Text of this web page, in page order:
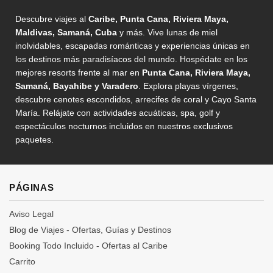
Descubre viajes al Caribe, Punta Cana, Riviera Maya,
Maldivas, Samaná, Cuba y más. Vive lunas de miel
inolvidables, escapadas románticas y experiencias únicas en
los destinos más paradisíacos del mundo. Hospédate en los
mejores resorts frente al mar en Punta Cana, Riviera Maya,
Samaná, Bayahibe y Varadero. Explora playas vírgenes,
descubre cenotes escondidos, arrecifes de coral y Cayo Santa
María. Relájate con actividades acuáticas, spa, golf y
espectáculos nocturnos incluidos en nuestros exclusivos
paquetes.
PÁGINAS
Aviso Legal
Blog de Viajes - Ofertas, Guías y Destinos
Booking Todo Incluido - Ofertas al Caribe
Carrito